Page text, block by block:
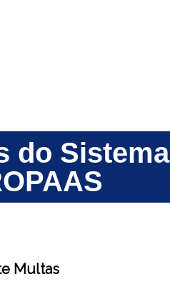
do Sistema
Multas